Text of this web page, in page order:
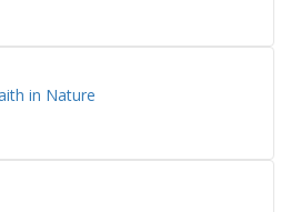
in Nature